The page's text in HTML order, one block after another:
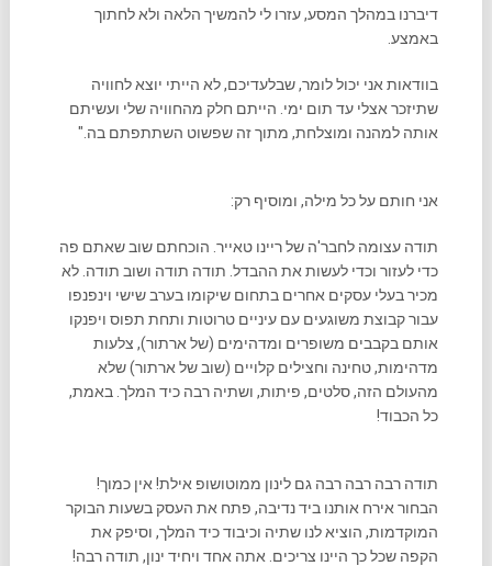
דיברנו במהלך המסע, עזרו לי להמשיך הלאה ולא לחתוך
באמצע.
בוודאות אני יכול לומר, שבלעדיכם, לא הייתי יוצא לחוויה
שתיזכר אצלי עד תום ימי. הייתם חלק מהחוויה שלי ועשיתם
אותה למהנה ומוצלחת, מתוך זה שפשוט השתתפתם בה."
אני חותם על כל מילה, ומוסיף רק:
תודה עצומה לחבר'ה של ריינו טאייר. הוכחתם שוב שאתם פה
כדי לעזור וכדי לעשות את ההבדל. תודה תודה ושוב תודה. לא
מכיר בעלי עסקים אחרים בתחום שיקומו בערב שישי וינפנפו
עבור קבוצת משוגעים עם עיניים טרוטות ותחת תפוס ויפנקו
אותם בקבבים משופרים ומדהימים (של ארתור), צלעות
מדהימות, טחינה וחצילים קלויים (שוב של ארתור) שלא
מהעולם הזה, סלטים, פיתות, ושתיה רבה כיד המלך. באמת,
כל הכבוד!
תודה רבה רבה רבה גם לינון ממוטושופ אילת! אין כמוך!
הבחור אירח אותנו ביד נדיבה, פתח את העסק בשעות הבוקר
המוקדמות, הוציא לנו שתיה וכיבוד כיד המלך, וסיפק את
הקפה שכל כך היינו צריכים. אתה אחד ויחיד ינון, תודה רבה!